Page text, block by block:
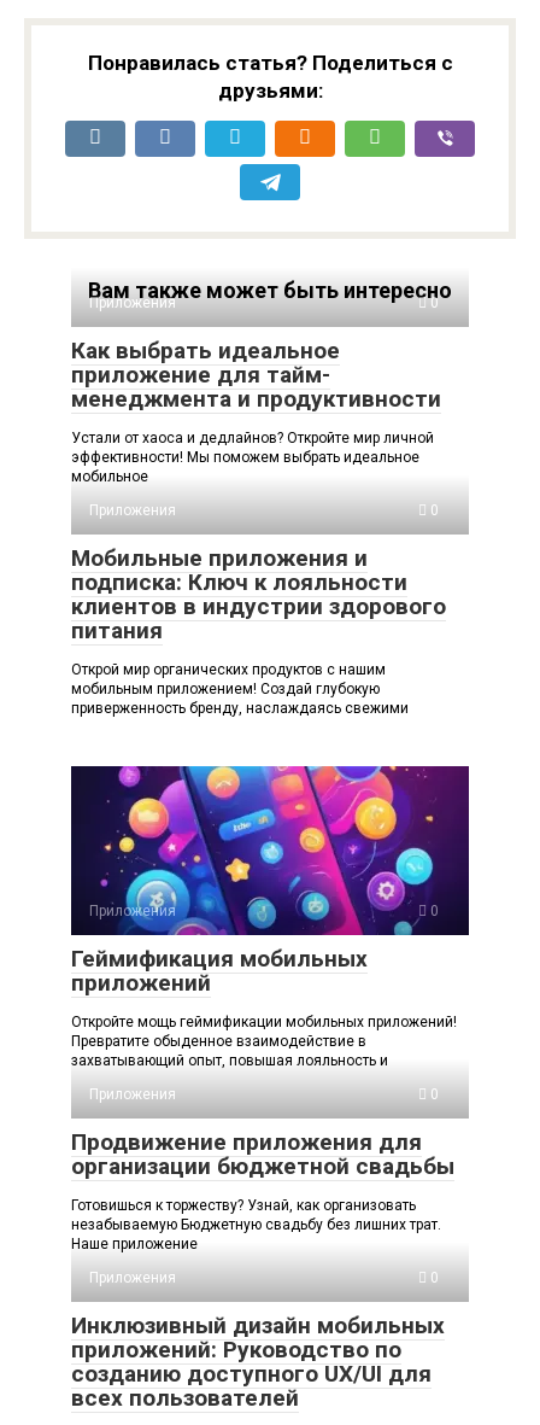
доступность
Понравилась статья? Поделиться с
друзьями:
Вам также может быть интересно
Приложения 0
Как выбрать идеальное
приложение для тайм-
менеджмента и продуктивности
Устали от хаоса и дедлайнов? Откройте мир личной
эффективности! Мы поможем выбрать идеальное
мобильное
Приложения
0
Мобильные приложения и
подписка: Ключ к лояльности
клиентов в индустрии здорового
питания
Открой мир органических продуктов с нашим
мобильным приложением! Создай глубокую
приверженность бренду, наслаждаясь свежими
Приложения 0
Геймификация мобильных
приложений
Откройте мощь геймификации мобильных приложений!
Превратите обыденное взаимодействие в
захватывающий опыт, повышая лояльность и
Приложения
0
Продвижение приложения для
организации бюджетной свадьбы
Готовишься к торжеству? Узнай, как организовать
незабываемую Бюджетную свадьбу без лишних трат.
Наше приложение
Приложения
0
Инклюзивный дизайн мобильных
приложений: Руководство по
созданию доступного UX/UI для
всех пользователей